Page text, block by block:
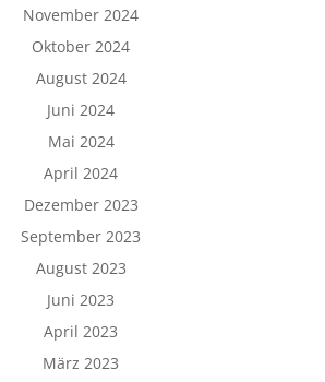
November 2024
Oktober 2024
August 2024
Juni 2024
Mai 2024
April 2024
Dezember 2023
September 2023
August 2023
Juni 2023
April 2023
März 2023